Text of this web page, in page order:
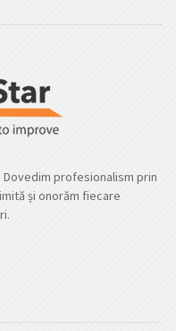
profesionalism prin
și onorăm fiecare